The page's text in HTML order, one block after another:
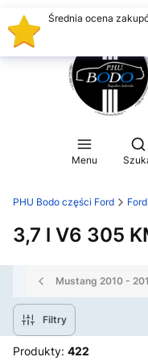
Menu
PHU Bodo części Ford
3,7 l V6 305
Mustang 2010 -
Filtry
Produkty: 422
Średnia ocena